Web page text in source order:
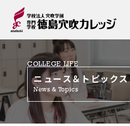
COLLEGE LIFE
ニュース＆トピックス
News & Topics